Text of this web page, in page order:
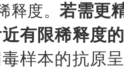
释度。若需更
有限稀释度
样本的抗原